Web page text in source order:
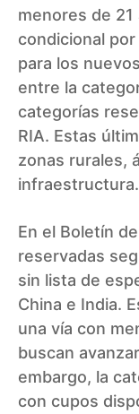
menores de
condicional
para los
entre la
categorías
RIA. Estas
zonas rurales,
infraestructura.
En el Boletín
reservadas
sin lista de
China e India.
una vía con
buscan
embargo, la
con cupos